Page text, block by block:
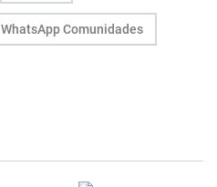
WhatsApp Comunidades